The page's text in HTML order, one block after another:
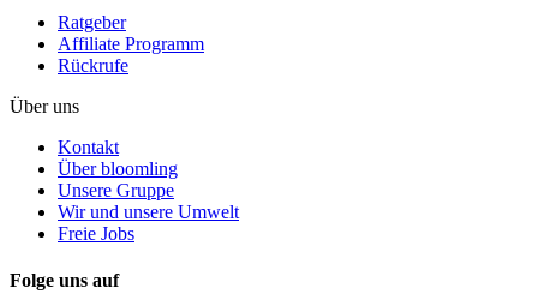
Ratgeber
Affiliate Programm
Rückrufe
Über uns
Kontakt
Über bloomling
Unsere Gruppe
Wir und unsere Umwelt
Freie Jobs
Folge uns auf